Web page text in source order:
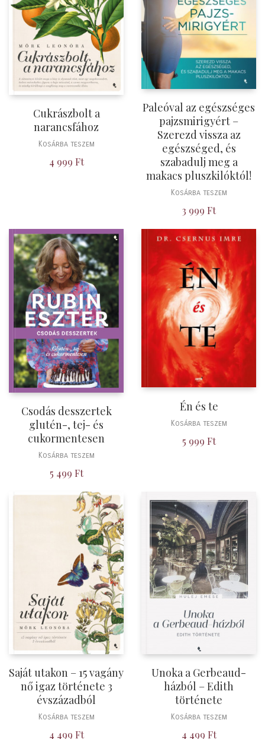
Cukrászbolt a
narancsfához
Kosárba teszem
4 999 Ft
Paleóval az egészséges
pajzsmirigyért –
Szerezd vissza az
egészséged, és
szabadulj meg a
makacs pluszkilóktól!
Kosárba teszem
3 999 Ft
Csodás desszertek
glutén-, tej- és
cukormentesen
Kosárba teszem
5 499 Ft
Én és te
Kosárba teszem
5 999 Ft
Saját utakon – 15 vagány
nő igaz története 3
évszázadból
Kosárba teszem
4 499 Ft
Unoka a Gerbeaud-
házból – Edith
története
Kosárba teszem
4 499 Ft